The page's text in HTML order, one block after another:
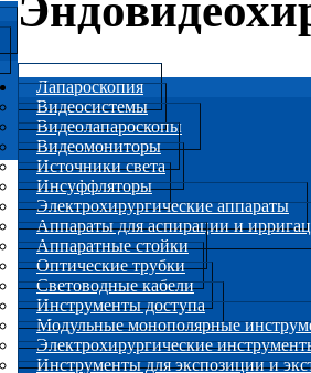
Лапароскопия
Видеосистемы
Видеолапароскопы
Видеомониторы
Источники света
Инсуффляторы
Электрохирургические аппараты
Аппараты для аспирации и
Аппаратные стойки
Оптические трубки
Световодные кабели
Инструменты доступа
Модульные монополярные
Электрохирургические
Инструменты для экспозиции и